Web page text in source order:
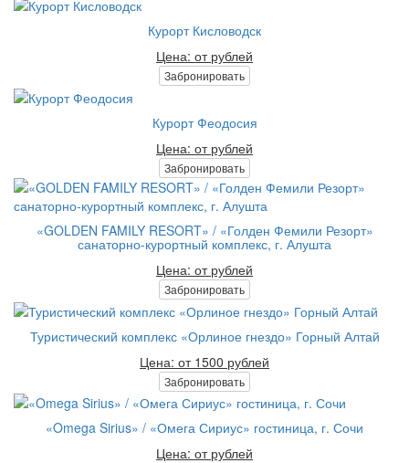
Курорт Кисловодск
Цена: от рублей
Забронировать
Курорт Феодосия
Цена: от рублей
Забронировать
«GOLDEN FAMILY RESORT» / «Голден Фемили Резорт»
санаторно-курортный комплекс, г. Алушта
Цена: от рублей
Забронировать
Туристический комплекс «Орлиное гнездо» Горный Алтай
Цена: от 1500 рублей
Забронировать
«Omega Sirius» / «Омега Сириус» гостиница, г. Сочи
Цена: от рублей